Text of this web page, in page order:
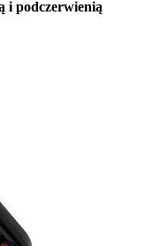
i podczerwienią